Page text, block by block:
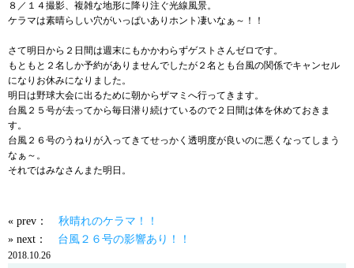
８／１４撮影、複雑な地形に降り注ぐ光線風景。
ケラマは素晴らしい穴がいっぱいありホント凄いなぁ～！！
さて明日から２日間は週末にもかかわらずゲストさんゼロです。
もともと２名しか予約がありませんでしたが２名とも台風の関係でキャンセル
になりお休みになりました。
明日は野球大会に出るために朝からザマミへ行ってきます。
台風２５号が去ってから毎日潜り続けているので２日間は体を休めておきま
す。
台風２６号のうねりが入ってきてせっかく透明度が良いのに悪くなってしまう
なぁ～。
それではみなさんまた明日。
« prev： 秋晴れのケラマ！！
» next： 台風２６号の影響あり！！
2018.10.26